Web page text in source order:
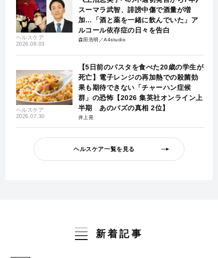
ヘルスケア
2026.08.03
スーマラ武智、誹謗中傷で酒量が増
加…「酒と薬を一緒に飲んでいた」ア
ルコール依存症の日々を告白
森田浩明／A4studio
ヘルスケア
2026.07.30
【5日前のパスタを食べた20歳の学生が
死亡】電子レンジの再加熱での殺菌効
果も期待できない「チャーハン症候
群」の恐怖【2026 集英社オンライン上
半期 あのバズの真相 2位】
井上晃
ヘルスケア一覧を見る
新着記事